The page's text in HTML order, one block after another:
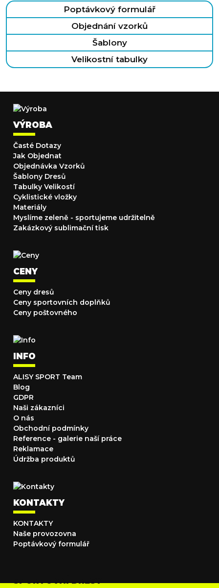
Poptávkový formulář
Objednání vzorků
Šablony
Velikostní tabulky
VÝROBA
Časté Dotazy
Jak Objednat
Objednávka Vzorků
Šablony Dresů
Tabulky Velikostí
Cyklistické vložky
Materiály
Myslíme zeleně - sportujeme udržitelně
Zakázkový sublimační tisk
CENY
Ceny dresů
Ceny sportovních doplňků
Ceny poštovného
INFO
ALISY SPORT Team
Blog
GDPR
Naši zákazníci
O nás
Obchodní podmínky
Reference - galerie naší práce
Reklamace
Údržba produktů
KONTAKTY
KONTAKTY
Naše provozovna
Poptávkový formulář